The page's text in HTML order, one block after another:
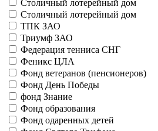
31060 - Юбилейная
Больше
Курские спортивные лотереи
21009 - Двойной успех
25008 - Football Match
Больше
Лестница удачи
41113 - Удачный удар
лотереи Авто-ВОА
41039 - Супер Драйв-10, 1
41040 - 2 выпуск, 1 серия
Столичный лотерейный дом
Столичный лотерейный дом
ТПК ЗАО
Триумф ЗАО
Федерация тенниса СНГ
Феникс ЦЛА
Фонд ветеранов (пенсионеров)
Фонд День Победы
фонд Знание
Фонд образования
Фонд одаренных детей